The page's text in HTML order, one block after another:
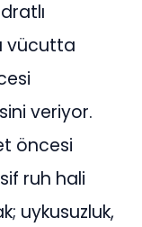
vücutta
veriyor.
öncesi
ruh hali
uykusuzluk,